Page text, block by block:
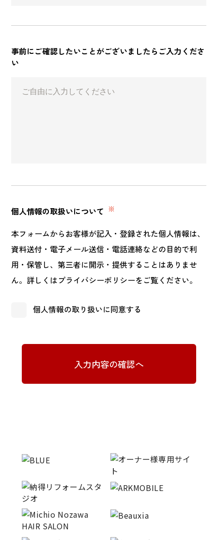
事前にご確認したいことがございましたら ご入力くださ
い
個人情報の取扱いについて ※
本フォームからお客様が記入・登録された個人情報は、
資料送付・電子メール送信・電話連絡などの目的で利
用・保管し、第三者に開示・提供することはありませ
ん。詳しくはプライバシーポリシーをご覧ください。
個人情報の取り扱いに同意する
入力内容の確認へ